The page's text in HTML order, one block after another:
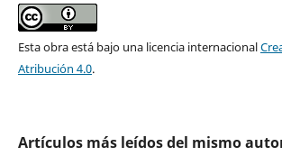
Esta obra está bajo una licencia internacional
Atribución 4.0.
Artículos más leídos del mismo